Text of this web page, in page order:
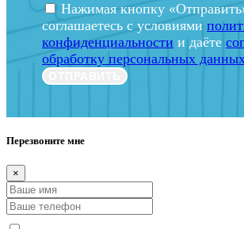
Нажимая кнопку
соглашаетесь с условиями
конфиденциальности и даёте
обработку персональных
Перезвоните мне
×